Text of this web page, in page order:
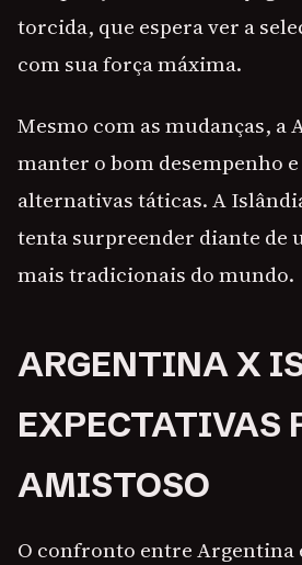
torcida, que espera ver a
com sua força máxima.
Mesmo com as mudanças, a
manter o bom desempenho
alternativas táticas. A
tenta surpreender diante de
mais tradicionais do mundo.
ARGENTINA X
EXPECTATIVAS
AMISTOSO
O confronto entre Argentina